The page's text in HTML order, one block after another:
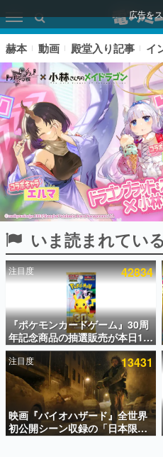
広告を
ピックアップ
電ファミのいま読まれている記
アプリセール情報
インタビュー
連載・特集一覧
殿堂入り記事
SNS拡散数が数千以
ど。多くの人々に読
事をまとめました。
赫本 動画 殿堂入り記事 イ
いま読まれてい
注目度 42834
『ポケモンカードゲーム』30周
年記念商品の抽選販売が本日12
時より開始。拡張パック「30th
CELEBRATION」のボックス
に、「プレミアムデッキセット
エーフィ・ブラッキー」
「FUTURISTIC BOX」の計3商
品
注目度 13431
映画『バイオハザード』全世界
初公開シーン収録の「日本限
定」予告映像が解禁。バイオの